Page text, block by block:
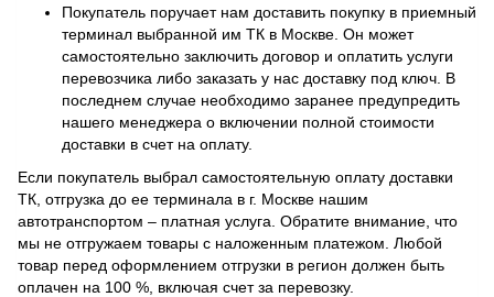
Покупатель поручает нам доставить покупку в приемный
терминал выбранной им ТК в Москве. Он может
самостоятельно заключить договор и оплатить услуги
перевозчика либо заказать у нас доставку под ключ. В
последнем случае необходимо заранее предупредить
нашего менеджера о включении полной стоимости
доставки в счет на оплату.
Если покупатель выбрал самостоятельную оплату доставки
ТК, отгрузка до ее терминала в г. Москве нашим
автотранспортом – платная услуга. Обратите внимание, что
мы не отгружаем товары с наложенным платежом. Любой
товар перед оформлением отгрузки в регион должен быть
оплачен на 100 %, включая счет за перевозку.